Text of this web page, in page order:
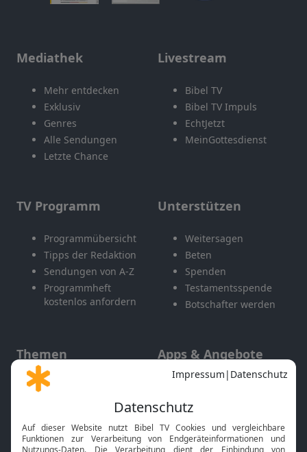
Mediathek
Mehr entdecken
Exklusiv
Genres
Alle Sendungen
Letzte Chance
Livestream
Bibel TV
Bibel TV Impuls
EchtJetzt
MeinGottesdienst
TV Programm
Programmübersicht
Tipps der Redaktion
Sendungen von A-Z
Programmheft
kostenlos anfordern
Unterstützen
Weitersagen
Beten
Spenden
Testamentsspende
Botschafter werden
Themen
Gott und Bibel erklärt
Neuigkeiten
Apps & Angebote
Mobile App
Smart TV